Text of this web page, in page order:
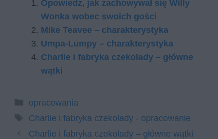
Opowiedz, jak zachowywał się Willy
Wonka wobec swoich gości
Mike Teavee – charakterystyka
Umpa-Lumpy – charakterystyka
Charlie i fabryka czekolady – główne
wątki
Kategorie
opracowania
Tagi
Charlie i fabryka czekolady - opracowanie
Charlie i fabryka czekolady – główne wątki